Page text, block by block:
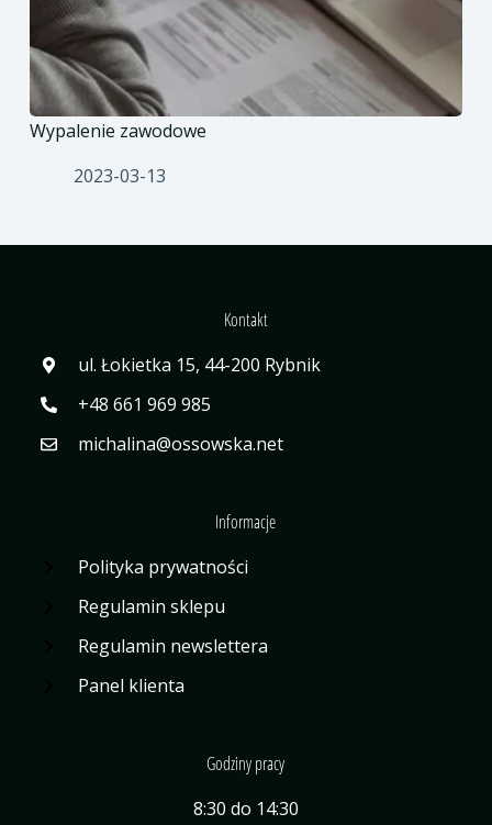
Wypalenie zawodowe
2023-03-13
Kontakt
ul. Łokietka 15, 44-200 Rybnik
+48 661 969 985
michalina@ossowska.net
Informacje
Polityka prywatności
Regulamin sklepu
Regulamin newslettera
Panel klienta
Godziny pracy
8:30 do 14:30